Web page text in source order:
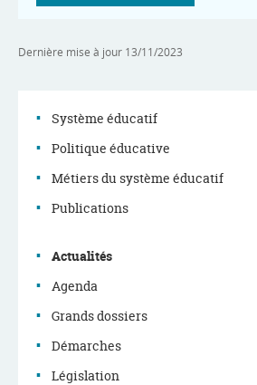
Dernière mise à jour 13/11/2023
Menu
de
navigation
Système éducatif
Politique éducative
Métiers du système éducatif
Publications
Actualités
Agenda
Grands dossiers
Démarches
Législation